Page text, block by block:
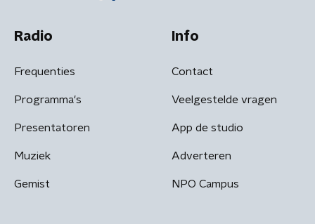
Radio
Frequenties
Programma's
Presentatoren
Muziek
Gemist
Info
Contact
Veelgestelde vragen
App de studio
Adverteren
NPO Campus